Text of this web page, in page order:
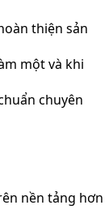
thiện sản
một và khi
chuyên
nền tảng hơn